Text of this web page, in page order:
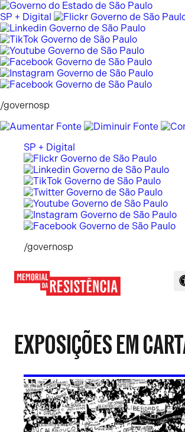
Pular
para
o
conteúdo
SP + Digital
/governosp
SP + Digital
/governosp
EXPOSIÇÕES EM